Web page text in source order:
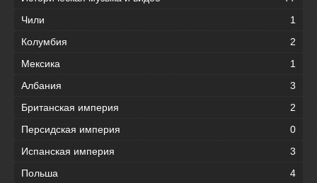
Чили
1
Колумбия
2
Мексика
1
Албания
3
Британская империя
2
Персидская империя
0
Испанская империя
3
Польша
4